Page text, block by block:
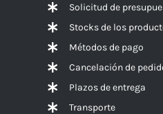
Solicitud de
Stocks de los
Métodos de pago
Cancelación de
Plazos de entrega
Transporte